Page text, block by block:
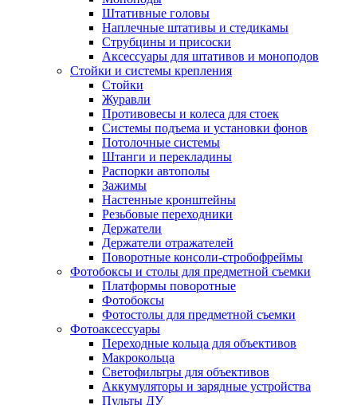
Штативные головы
Наплечные штативы и стедикамы
Струбцины и присоски
Аксессуары для штативов и моноподов
Стойки и системы крепления
Стойки
Журавли
Противовесы и колеса для стоек
Системы подъема и установки фонов
Потолочные системы
Штанги и перекладины
Распорки автополы
Зажимы
Настенные кронштейны
Резьбовые переходники
Держатели
Держатели отражателей
Поворотные консоли-стробофреймы
Фотобоксы и столы для предметной съемки
Платформы поворотные
Фотобоксы
Фотостолы для предметной съемки
Фотоаксессуары
Переходные кольца для объективов
Макрокольца
Светофильтры для объективов
Аккумуляторы и зарядные устройства
Пульты ДУ